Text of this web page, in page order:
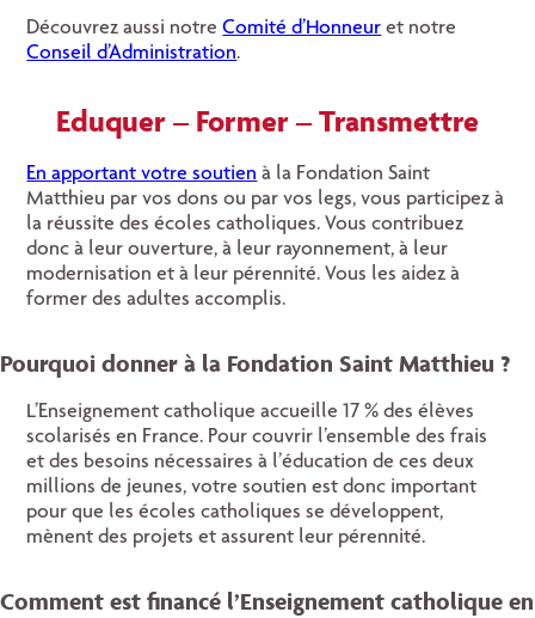
Découvrez aussi notreComité d’Honneur et notre
Conseil d’Administration.
Eduquer – Former – Transmettre
En apportant votre soutien à la Fondation Saint
Matthieu par vos dons ou par vos legs, vous participez à
la réussite des écoles catholiques. Vous contribuez
donc à leur ouverture, à leur rayonnement, à leur
modernisation et à leur pérennité. Vous les aidez à
former des adultes accomplis.
Pourquoi donner à la Fondation Saint Matthieu ?
L’Enseignement catholique accueille 17 % des élèves
scolarisés en France. Pour couvrir l’ensemble des frais
et des besoins nécessaires à l’éducation de ces deux
millions de jeunes, votre soutien est donc important
pour que les écoles catholiques se développent,
mènent des projets et assurent leur pérennité.
Comment est financé l’Enseignement catholique en